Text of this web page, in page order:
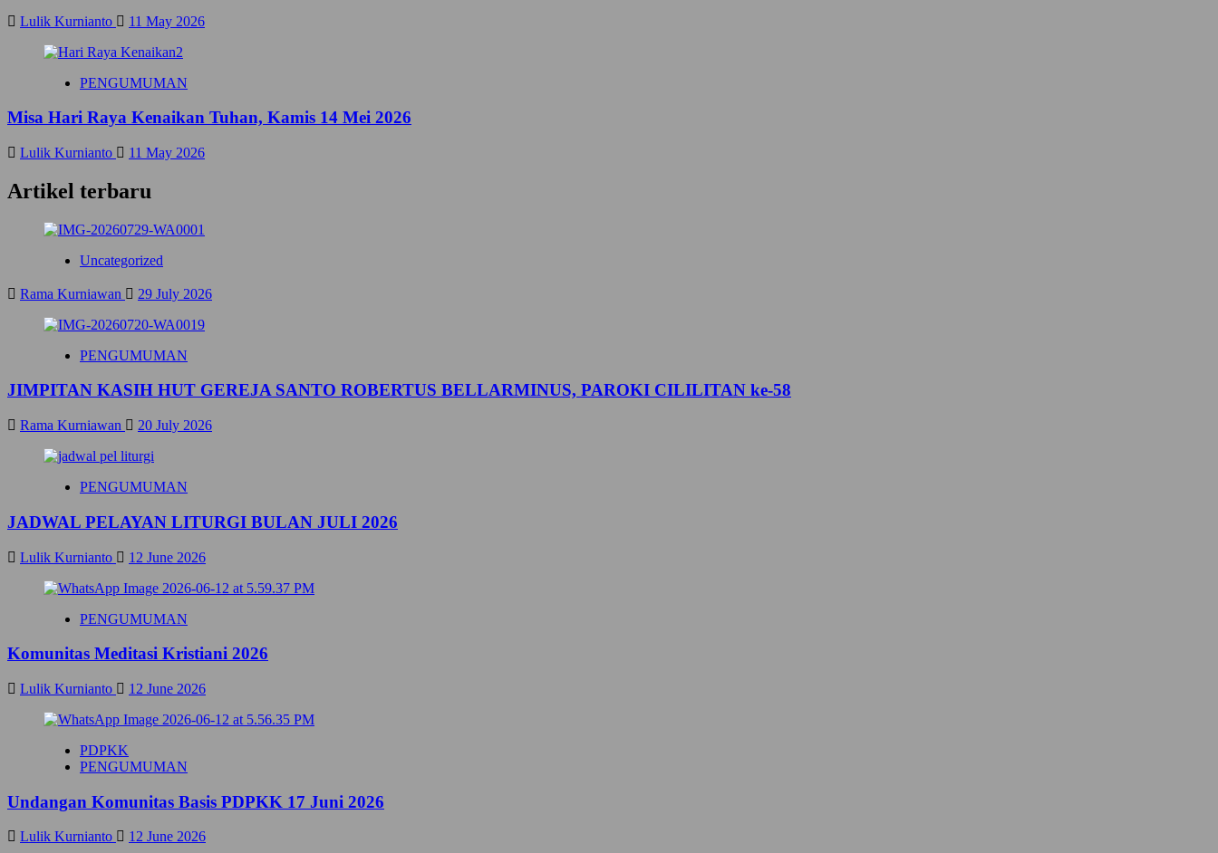
N
O
O
E
T
S
B
L
A
M
N
P
R
K
C
L
L
T
N
e
5
N
L
I
U
G
I
B
U
L
A
J
2
2
Lulik Kurnianto 11 May 2026
PENGUMUMAN
Misa Hari Raya Kenaikan Tuhan, Kamis 14 Mei 2026
Lulik Kurnianto 11 May 2026
Artikel terbaru
Uncategorized
Rama Kurniawan 29 July 2026
PENGUMUMAN
JIMPITAN KASIH HUT GEREJA SANTO ROBERTUS BELLARMINUS, PAROKI CILILITAN ke-58
Rama Kurniawan 20 July 2026
PENGUMUMAN
JADWAL PELAYAN LITURGI BULAN JULI 2026
Lulik Kurnianto 12 June 2026
PENGUMUMAN
Komunitas Meditasi Kristiani 2026
Lulik Kurnianto 12 June 2026
PDPKK
PENGUMUMAN
Undangan Komunitas Basis PDPKK 17 Juni 2026
Lulik Kurnianto 12 June 2026